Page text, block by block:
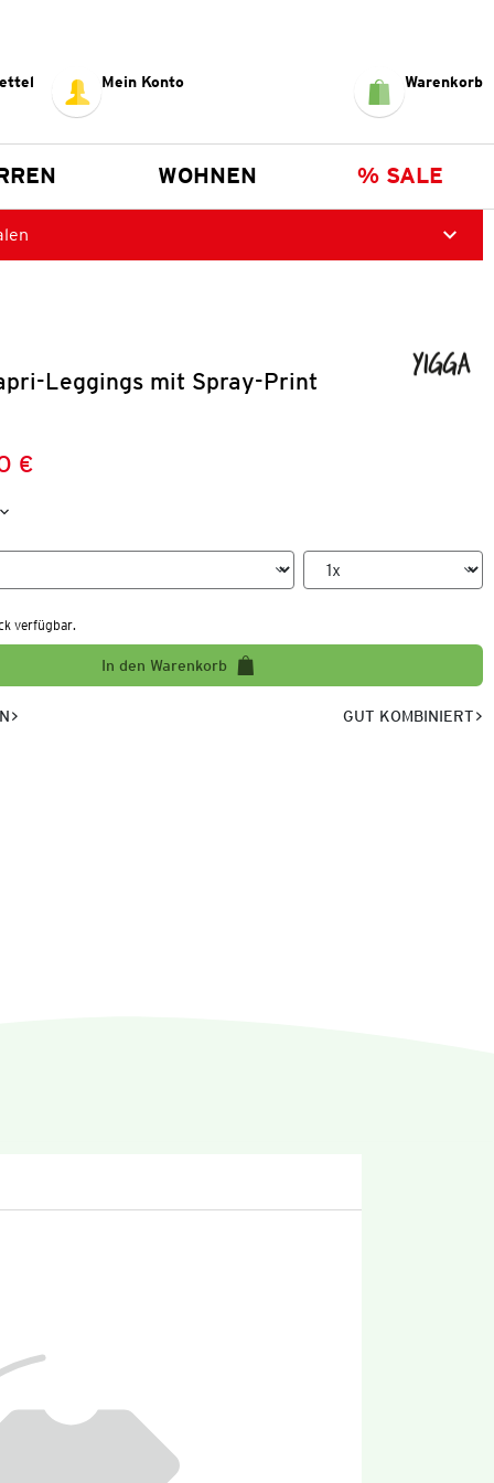
Mein Konto Warenkorb
WOHNEN % SALE
Leggings mit Spray-Print
€
verfügbar.
In den Warenkorb
GUT KOMBINIERT